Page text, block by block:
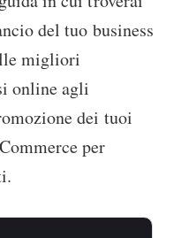
del tuo business
migliori
online agli
dei tuoi
per